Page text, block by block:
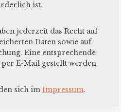
ist.
jederzeit das Recht auf
Daten sowie auf
Eine entsprechende
E-Mail gestellt werden.
sich im Impressum.